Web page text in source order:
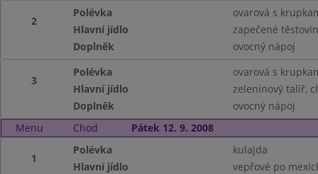
2
Polévka
ovarová s
Hlavní jídlo
zapečené
Doplněk
ovocný nápoj
3
Polévka
ovarová s
Hlavní jídlo
zeleninový talíř,
Doplněk
ovocný nápoj
Menu
Chod Pátek 12. 9. 2008
1
Polévka
kulajda
Hlavní jídlo
vepřové po